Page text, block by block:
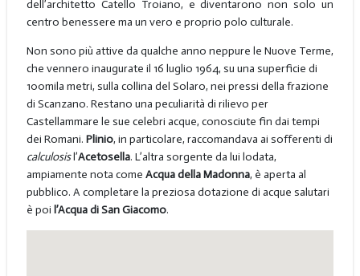
dell’architetto Catello Troiano, e diventarono non solo un
centro benessere ma un vero e proprio polo culturale.
Non sono più attive da qualche anno neppure le Nuove Terme,
che vennero inaugurate il 16 luglio 1964, su una superficie di
100mila metri, sulla collina del Solaro, nei pressi della frazione
di Scanzano. Restano una peculiarità di rilievo per
Castellammare le sue celebri acque, conosciute fin dai tempi
dei Romani. Plinio, in particolare, raccomandava ai sofferenti di
calculosisl’Acetosella. L’altra sorgente da lui lodata,
ampiamente nota come Acqua della Madonna, è aperta al
pubblico. A completare la preziosa dotazione di acque salutari
è poi l’Acqua di San Giacomo.